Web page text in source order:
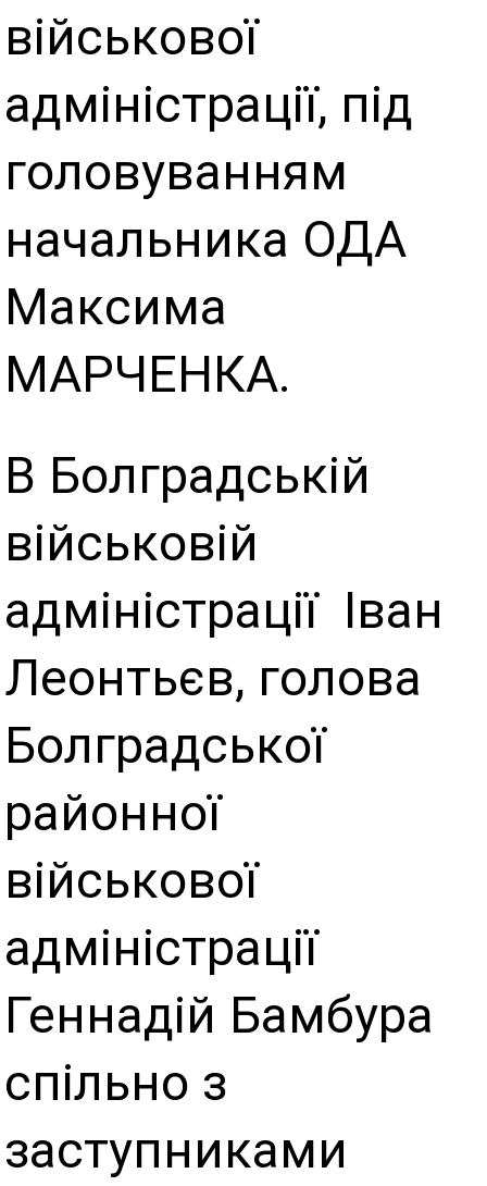
військової
адміністрації, під
головуванням
начальника ОДА
Максима
МАРЧЕНКА.
В Болградській
військовій
адміністрації Іван
Леонтьєв, голова
Болградської
районної
військової
адміністрації
Геннадій Бамбура
спільно з
заступниками